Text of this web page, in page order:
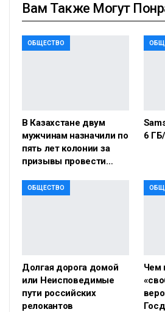
Вам Также Могут
ОБЩЕСТВО
В Казахстане двум
мужчинам назначили по
пять лет колонии за
призывы провести…
6
ОБЩЕСТВО
Долгая дорога домой
или Неисповедимые
пути российских
релокантов
Чем